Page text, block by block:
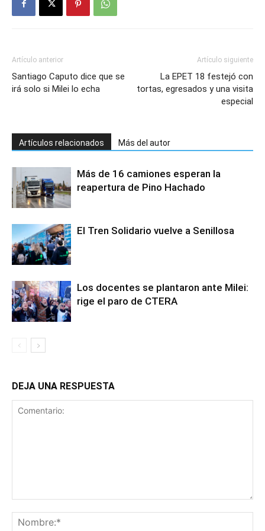
Artículo anterior
Santiago Caputo dice que se
irá solo si Milei lo echa
Artículo siguiente
La EPET 18 festejó con
tortas, egresados y una visita
especial
Artículos relacionados Más del autor
Más de 16 camiones esperan la
reapertura de Pino Hachado
El Tren Solidario vuelve a Senillosa
Los docentes se plantaron ante Milei:
rige el paro de CTERA
DEJA UNA RESPUESTA